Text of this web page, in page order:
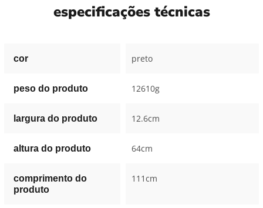
especificações técnicas
cor preto
peso do produto 12610g
largura do produto 12.6cm
altura do produto 64cm
comprimento do
produto
111cm